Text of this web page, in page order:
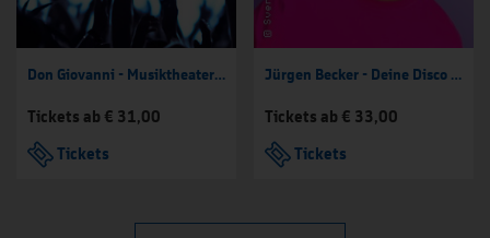
Don Giovanni - Musiktheater Essen
Tickets ab € 31,00
Tickets
Jürgen Becker - Deine Disco – Geschichte in Scheiben
Tickets ab € 33,00
Tickets